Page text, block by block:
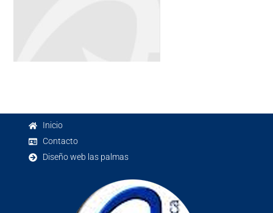
Inicio
Contacto
Diseño web las palmas